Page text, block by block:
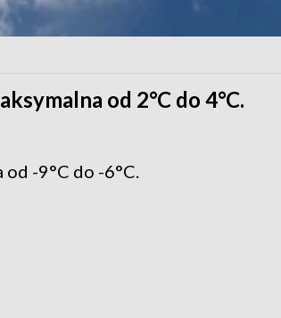
od 2°C do 4°C.
od -9°C do -6°C.